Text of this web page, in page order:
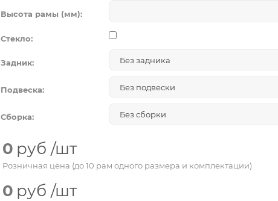
Высота рамы (мм):
Стекло:
Задник:
Подвеска:
Сборка:
0 руб /шт
Розничная цена (до 10 рам одного размера и комплектации)
0 руб /шт